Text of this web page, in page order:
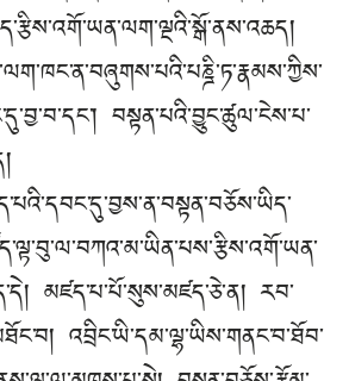
བསྟན་པའི་བྱུང་ཚུལ་ངེས་པ་
མཛད་པ་པོ་སུས་མཛད་ཅེ་ན། རབ་
འབྲིང་ཡི་དམ་ལྷ་ཡིས་གནང་བ་ཐོབ་